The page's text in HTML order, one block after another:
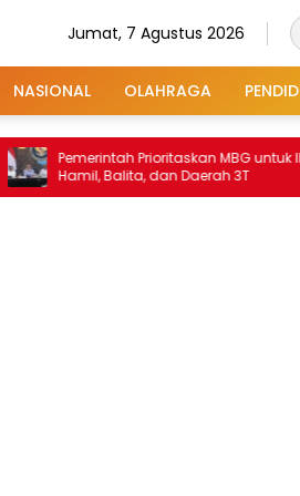
Jumat, 7 Agustus 2026
NASIONAL OLAHRAGA
Pemerintah Prioritaskan MBG untuk Ibu
Hamil, Balita, dan Daerah 3T